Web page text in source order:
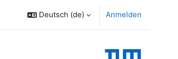
Deutsch ‎(de)‎ Anmelden